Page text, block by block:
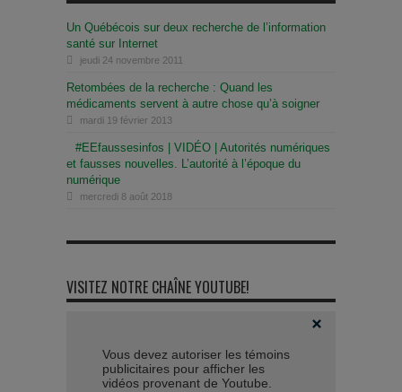
Un Québécois sur deux recherche de l’information
santé sur Internet
jeudi 24 novembre 2011
Retombées de la recherche : Quand les
médicaments servent à autre chose qu’à soigner
mardi 19 février 2013
#EEfaussesinfos | VIDÉO | Autorités numériques
et fausses nouvelles. L’autorité à l’époque du
numérique
mercredi 8 août 2018
VISITEZ NOTRE CHAÎNE YOUTUBE!
Vous devez autoriser les témoins
publicitaires pour afficher les
vidéos provenant de Youtube.